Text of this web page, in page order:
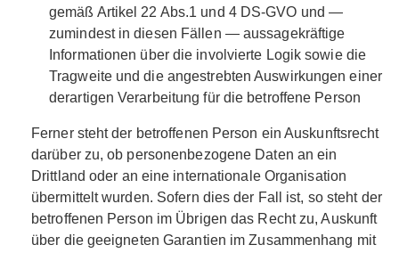
gemäß Artikel 22 Abs.1 und 4 DS-GVO und —
zumindest in diesen Fällen — aussagekräftige
Informationen über die involvierte Logik sowie die
Tragweite und die angestrebten Auswirkungen einer
derartigen Verarbeitung für die betroffene Person
Ferner steht der betroffenen Person ein Auskunftsrecht
darüber zu, ob personenbezogene Daten an ein
Drittland oder an eine internationale Organisation
übermittelt wurden. Sofern dies der Fall ist, so steht der
betroffenen Person im Übrigen das Recht zu, Auskunft
über die geeigneten Garantien im Zusammenhang mit